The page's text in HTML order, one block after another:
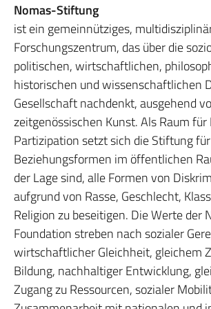
Nomas-Stiftung
ist ein gemeinnütziges,
Forschungszentrum, das über die
politischen, wirtschaftlichen,
historischen und wissenschaftlichen
Gesellschaft nachdenkt, ausgehend
zeitgenössischen Kunst. Als Raum für
Partizipation setzt sich die Stiftung
Beziehungsformen im öffentlichen
der Lage sind, alle Formen von
aufgrund von Rasse, Geschlecht,
Religion zu beseitigen. Die Werte der
Foundation streben nach sozialer
wirtschaftlicher Gleichheit, gleichem
Bildung, nachhaltiger Entwicklung,
Zugang zu Ressourcen, sozialer